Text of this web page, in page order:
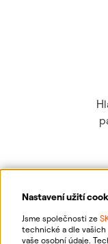
Nastavení užití
Jsme společnosti ze
technické a dle
vaše osobní údaje.